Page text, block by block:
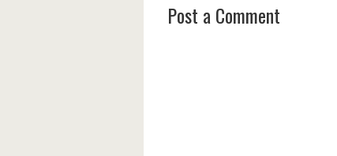
Post a Comment